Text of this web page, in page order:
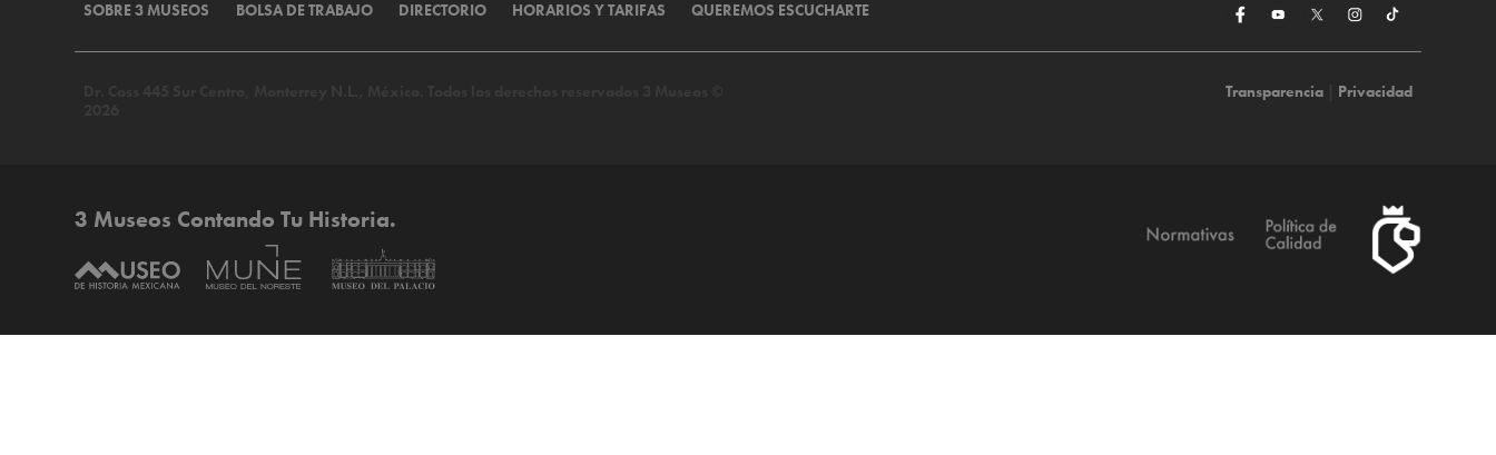
SOBRE 3 MUSEOS BOLSA DE TRABAJO DIRECTORIO HORARIOS Y TARIFAS QUEREMOS ESCUCHARTE
Transparencia| Privacidad
3 Museos Contando Tu Historia.